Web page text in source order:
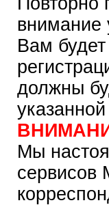
внимание
Вам
должны
Мы
сервисов